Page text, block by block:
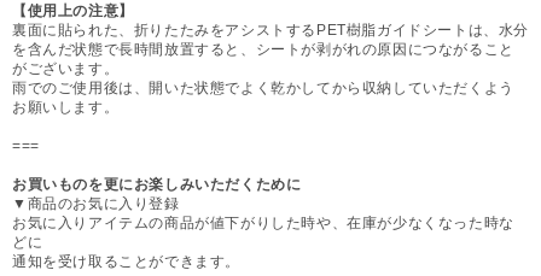
【使用上の注意】
裏面に貼られた、折りたたみをアシストするPET樹脂ガイドシートは、水分
を含んだ状態で長時間放置すると、シートが剥がれの原因につながること
がございます。
雨でのご使用後は、開いた状態でよく乾かしてから収納していただくよう
お願いします。
===
お買いものを更にお楽しみいただくために
▼商品のお気に入り登録
お気に入りアイテムの商品が値下がりした時や、在庫が少なくなった時な
どに
通知を受け取ることができます。